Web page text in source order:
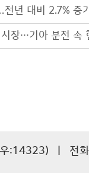
년 대비 2.7% 증
(우:14323) | 전